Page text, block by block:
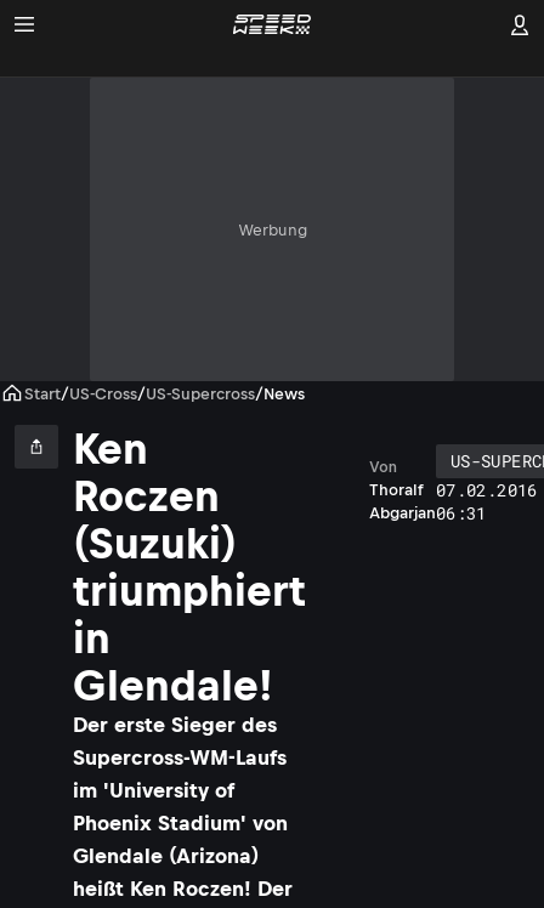
Werbung
Start/US-Cross/US-Supercross/News
Ken
Roczen
(Suzuki)
triumphiert
in
Glendale!
Der erste Sieger des
Supercross-WM-Laufs
im 'University of
Phoenix Stadium' von
Glendale (Arizona)
heißt Ken Roczen! Der
Thoralf
Abgarjan
Von
US-
06:31